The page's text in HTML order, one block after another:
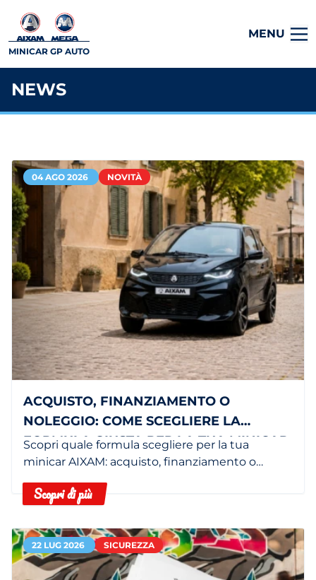
MINICAR GP AUTO
MENU
NEWS
04 AGO 2026 NOVITÀ
ACQUISTO, FINANZIAMENTO O
NOLEGGIO: COME SCEGLIERE LA
FORMULA GIUSTA PER LA TUA MINICAR
Scopri quale formula scegliere per la tua
minicar AIXAM: acquisto, finanziamento o
Scopri di più
22 LUG 2026 SICUREZZA